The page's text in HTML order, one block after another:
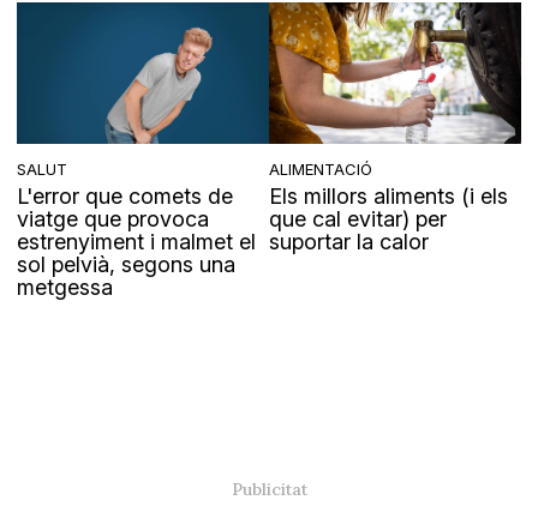
SALUT
L'error que comets de
viatge que provoca
estrenyiment i malmet el
sol pelvià, segons una
metgessa
ALIMENTACIÓ
Els millors aliments (i els
que cal evitar) per
suportar la calor